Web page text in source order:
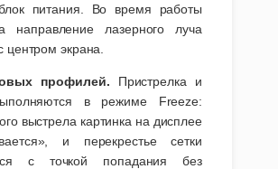
питания. Во время работы
направление лазерного луча
центром экрана.
профилей. Пристрелка и
в режиме Freeze:
выстрела картинка на дисплее
и перекрестье сетки
с точкой попадания без